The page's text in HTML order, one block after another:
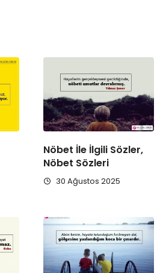
Nöbet İle İlgili Sözler,
Nöbet Sözleri
30 Ağustos 2025